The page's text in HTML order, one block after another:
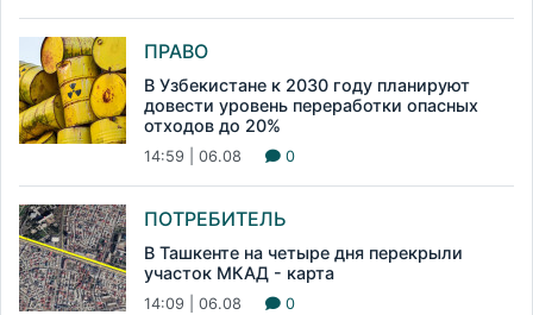
ПРАВО
В Узбекистане к 2030 году планируют
довести уровень переработки опасных
отходов до 20%
14:59 | 06.08 0
ПОТРЕБИТЕЛЬ
В Ташкенте на четыре дня перекрыли
участок МКАД - карта
14:09 | 06.08 0